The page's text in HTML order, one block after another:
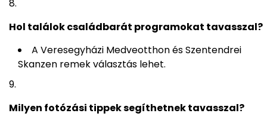
Hol találok családbarát programokat tavasszal?
A Veresegyházi Medveotthon és Szentendrei
Skanzen remek választás lehet.
Milyen fotózási tippek segíthetnek tavasszal?